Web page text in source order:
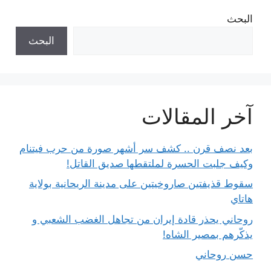
البحث
البحث
آخر المقالات
بعد نصف قرن .. كشف سر أشهر صورة من حرب فيتنام
وكيف جلبت الحسرة لملتقطها صديق القاتل!
سقوط قذيفتين صاروخيتين على مدينة الريحانية بولاية
هاتاي
روحاني يحذر قادة إيران من تجاهل الغضب الشعبي و
يذكّرهم بمصير الشاه!
حسن روحاني